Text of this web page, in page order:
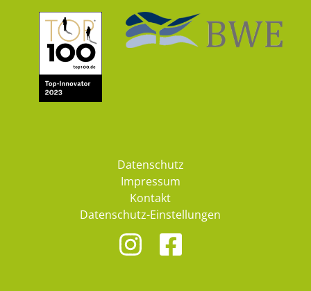
Datenschutz
Impressum
Kontakt
Datenschutz-Einstellungen